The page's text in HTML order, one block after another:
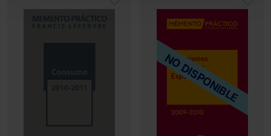
todas las cookies excepto aquellas imprescindibles.
las cookies y
navegador. Si no seleccionas ninguna utilizaremos las
que sean indispensables para la navegación.
NO DISPONIBLE